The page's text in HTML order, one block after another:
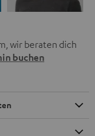
wir beraten dich
buchen